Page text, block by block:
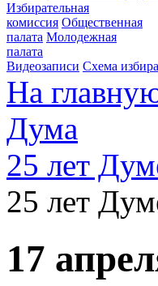
Избирательная
комиссия Общественная
палата Молодежная
палата
Видеозаписи Схема
На
Дума
25 лет
25 лет
17